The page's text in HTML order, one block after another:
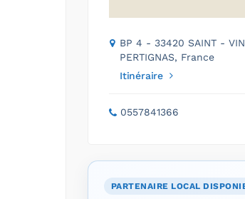
BP 4 - 33420 SAINT -
PERTIGNAS, France
Itinéraire
0557841366
PARTENAIRE LOCAL